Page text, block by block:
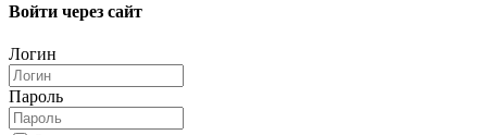
Войти через сайт
Логин
Пароль